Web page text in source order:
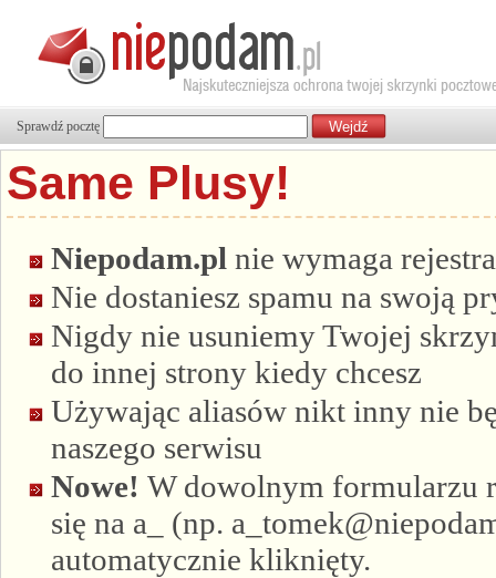
Sprawdź pocztę
Same Plusy!
Niepodam.pl nie wymaga
Nie dostaniesz spamu na swoją
Nigdy nie usuniemy Twojej
do innej strony kiedy chcesz
Używając aliasów nikt inny nie
naszego serwisu
Nowe! W dowolnym formularzu
się na a_ (np.
automatycznie kliknięty.